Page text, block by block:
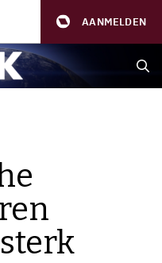
AANMELDEN